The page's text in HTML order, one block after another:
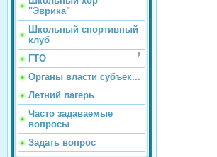
"Эврика"
Школьный спортивный
клуб
ГТО
Органы власти субъек...
Летний лагерь
Часто задаваемые
вопросы
Задать вопрос